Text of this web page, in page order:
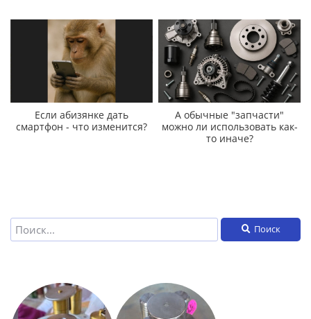
Если абизянке дать
смартфон - что изменится?
А обычные "запчасти"
можно ли использовать как-
то иначе?
Поиск